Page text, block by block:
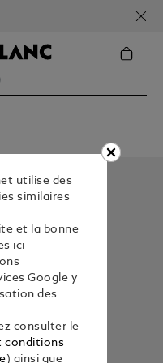
350€
utilise des
similaires
et la bonne
ici
Google y
des
consulter le
conditions
) ainsi que